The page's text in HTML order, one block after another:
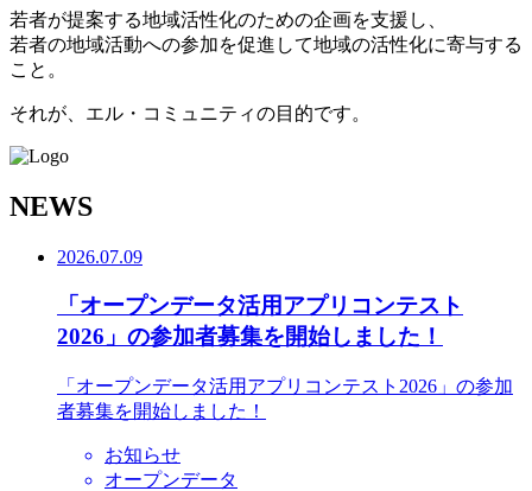
若者が提案する地域活性化のための企画を支援し、
若者の地域活動への参加を促進して地域の活性化に寄与する
こと。
それが、エル・コミュニティの目的です。
NEWS
2026.07.09
「オープンデータ活用アプリコンテスト
2026」の参加者募集を開始しました！
「オープンデータ活用アプリコンテスト2026」の参加
者募集を開始しました！
お知らせ
オープンデータ